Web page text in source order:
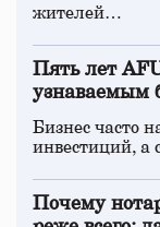
жителей…
Пять лет
узнаваемым
Бизнес часто
инвестиций, а
Почему